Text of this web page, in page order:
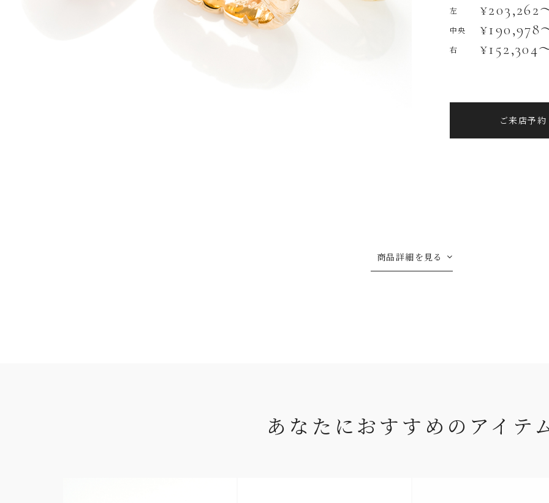
左 ¥203,262
中央 ¥190,978
右 ¥152,304
ご来店予約
商品詳細を見る
あなたにおすすめのアイテ